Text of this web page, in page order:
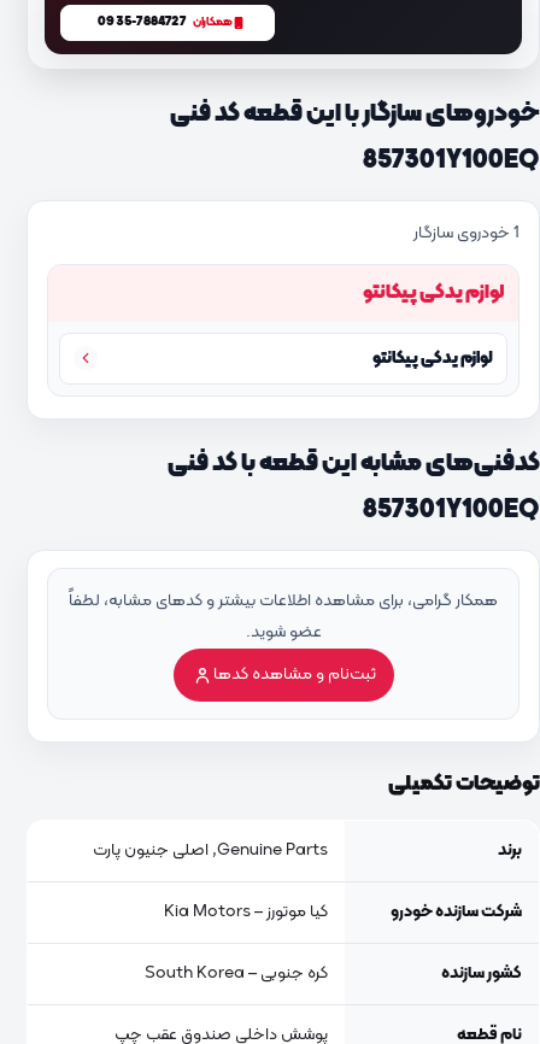
همکاران 0935-7884727
خودروهای سازگار با این قطعه کد فنی
857301Y100EQ
1 خودروی سازگار
لوازم یدکی پیکانتو
لوازم یدکی پیکانتو
کدفنی‌های مشابه این قطعه با کد فنی
857301Y100EQ
همکار گرامی، برای مشاهده اطلاعات بیشتر و کدهای مشابه، لطفاً
عضو شوید.
ثبت‌نام و مشاهده کدها
توضیحات تکمیلی
برند Genuine Parts, اصلی جنیون پارت
شرکت سازنده خودرو کیا موتورز – Kia Motors
کشور سازنده کره جنوبی – South Korea
نام قطعه پوشش داخلی صندوق عقب چپ